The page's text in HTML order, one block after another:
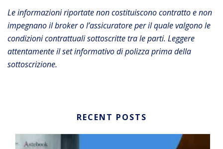
Le informazioni riportate non costituiscono contratto e non
impegnano il broker o l’assicuratore per il quale valgono le
condizioni contrattuali sottoscritte tra le parti. Leggere
attentamente il set informativo di polizza prima della
sottoscrizione.
RECENT POSTS